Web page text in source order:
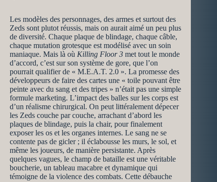
Les modèles des personnages, des armes et surtout des
Zeds sont plutot réussis, mais on aurait aimé un peu plus
de diversité. Chaque plaque de blindage, chaque câble,
chaque mutation grotesque est modélisé avec un soin
maniaque. Mais là où Killing Floor 3 met tout le monde
d’accord, c’est sur son système de gore, que l’on
pourrait qualifier de « M.E.A.T. 2.0 ». La promesse des
développeurs de faire des cartes une « toile pouvant être
peinte avec du sang et des tripes » n’était pas une simple
formule marketing. L’impact des balles sur les corps est
d’un réalisme chirurgical. On peut littéralement dépecer
les Zeds couche par couche, arrachant d’abord les
plaques de blindage, puis la chair, pour finalement
exposer les os et les organes internes. Le sang ne se
contente pas de gicler ; il éclabousse les murs, le sol, et
même les joueurs, de manière persistante. Après
quelques vagues, le champ de bataille est une véritable
boucherie, un tableau macabre et dynamique qui
témoigne de la violence des combats. Cette débauche